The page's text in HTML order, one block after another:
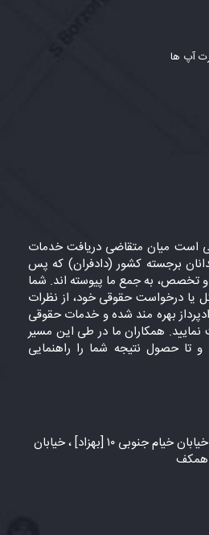
آپ ها
است میان متقاضی دریافت خدمات
برجسته کشور (دادفران) که پس
تخصص، به جمع ما پیوسته اند. شما
یا درخواست حقوقی خود، از نظرات
بهره مند شده و خدمات حقوقی
نمایید. همکاران ما در طی این مسیر
و تا حصول نتیجه شما را راهنمایی
شهر مشهد، بلوار سجاد ، خیابان خیام جنوبی ۱۰ [بهزاد] ، خیابان